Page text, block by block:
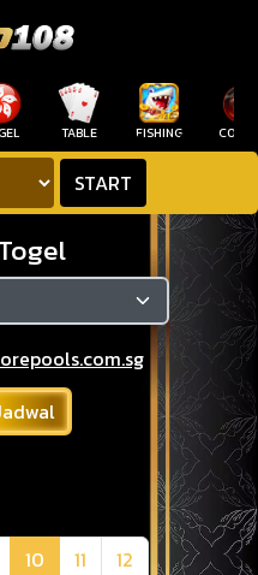
TABLE FISHING COCK
START
10 11 12